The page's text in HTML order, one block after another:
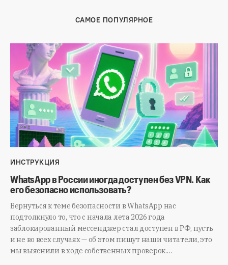
САМОЕ ПОПУЛЯРНОЕ
ИНСТРУКЦИЯ
WhatsApp в России иногда доступен без VPN. Как
его безопасно использовать?
Вернуться к теме безопасности в WhatsApp нас
подтолкнуло то, что с начала лета 2026 года
заблокированный мессенджер стал доступен в РФ, пусть
и не во всех случаях — об этом пишут наши читатели, это
мы выяснили в ходе собственных проверок.…